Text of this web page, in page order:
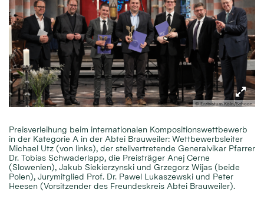
© Erzbistum Köln/Schoon
Preisverleihung beim internationalen Kompositionswettbewerb
in der Kategorie A in der Abtei Brauweiler: Wettbewerbsleiter
Michael Utz (von links), der stellvertretende Generalvikar Pfarrer
Dr. Tobias Schwaderlapp, die Preisträger Anej Cerne
(Slowenien), Jakub Siekierzynski und Grzegorz Wijas (beide
Polen), Jurymitglied Prof. Dr. Pawel Lukaszewski und Peter
Heesen (Vorsitzender des Freundeskreis Abtei Brauweiler).